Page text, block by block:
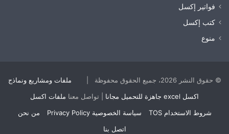
فواتير إكسل
كتب إكسل
منوع
© حقوق النشر 2026، جميع الحقوق محفوظة |
ملفات ومشاريع ونماذج
اكسل excel جاهزة للتحميل مجانا
| تواصل معنا ملفات اكسل
شروط الاستخدام TOS
سياسة الخصوصية Privacy Policy
من نحن
اتصل بنا